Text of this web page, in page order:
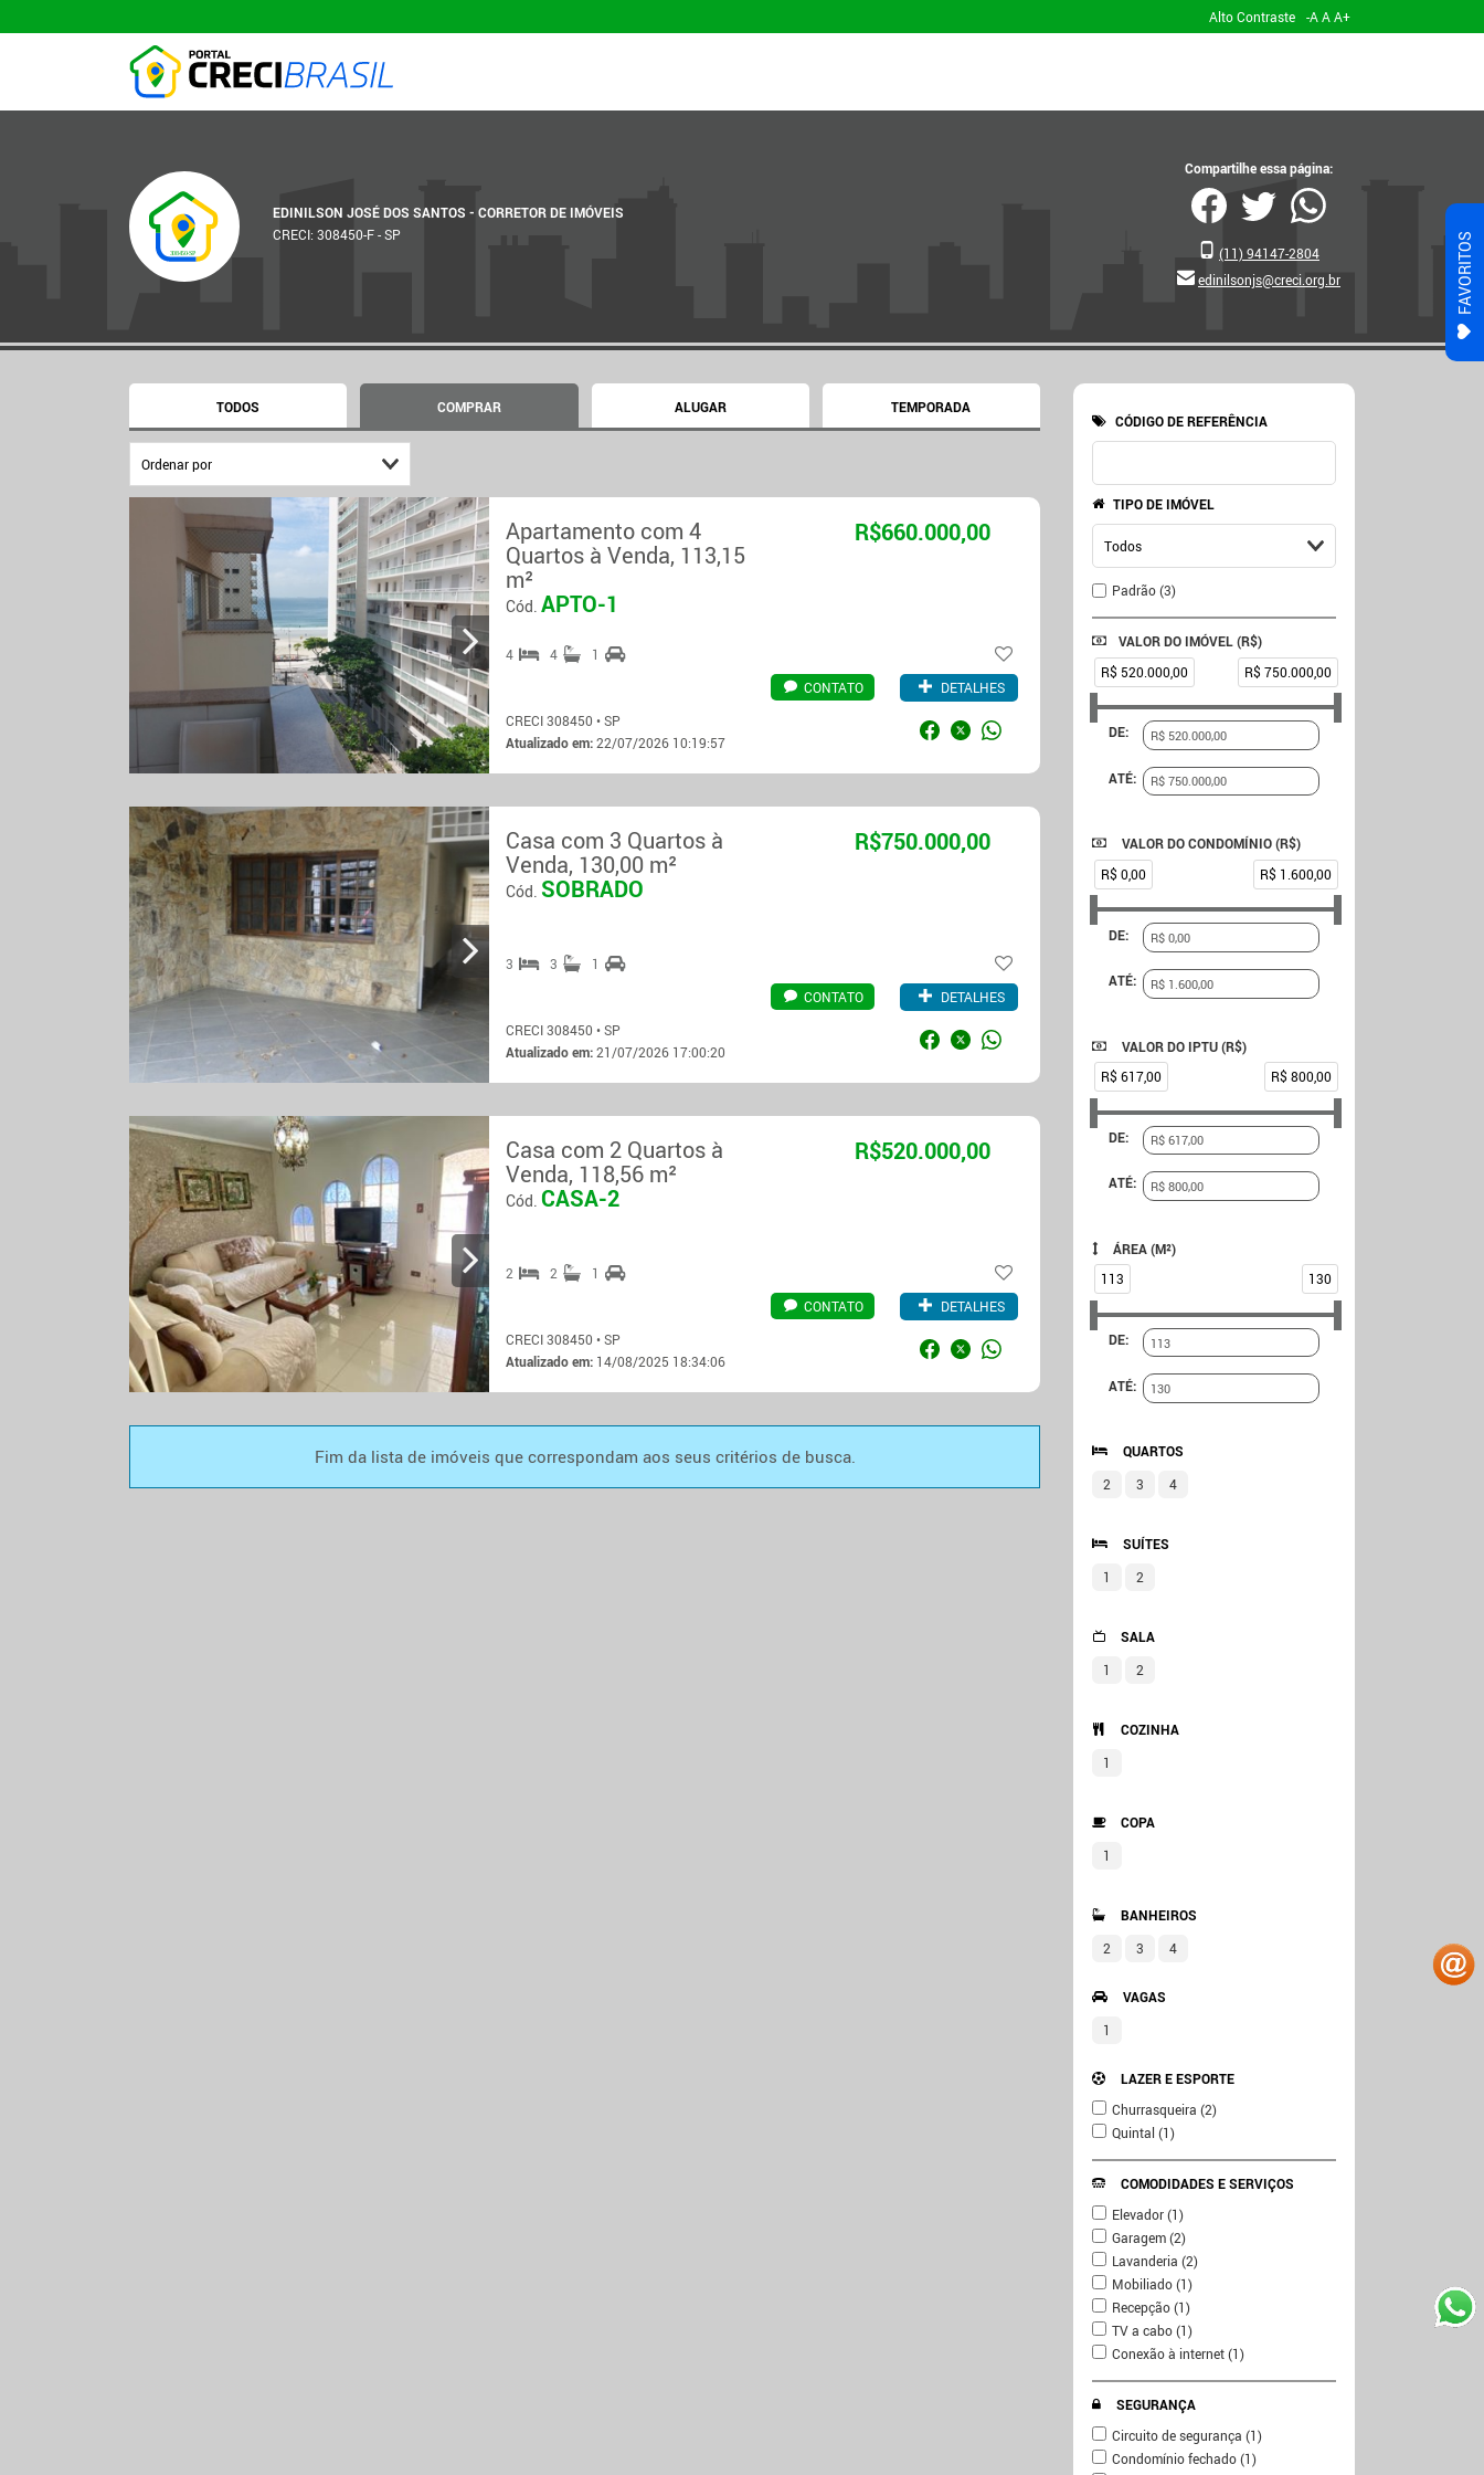
Alto Contraste -AAA+
308450-SP
EDINILSON JOSÉ DOS SANTOS - CORRETOR DE IMÓVEIS
CRECI: 308450-F - SP
Compartilhe essa página:
(11) 94147-2804
edinilsonjs@creci.org.br
TODOS COMPRAR ALUGAR TEMPORADA
Apartamento com 4
Quartos à Venda, 113,15
m²
R$660.000,00
Cód.APTO-1
4 4
1
CONTATO
DETALHES
CRECI 308450 • SP
Atualizado em:22/07/2026 10:19:57
Casa com 3 Quartos à
Venda, 130,00 m²
R$750.000,00
Cód. SOBRADO
3 3
1
CONTATO
DETALHES
CRECI 308450 • SP
Atualizado em:21/07/2026 17:00:20
Casa com 2 Quartos à
Venda, 118,56 m²
R$520.000,00
Cód.CASA-2
2 2
1
CONTATO
DETALHES
CRECI 308450 • SP
Atualizado em: 14/08/2025 18:34:06
Fim da lista de imóveis que correspondam aos seus critérios de busca.
CÓDIGO DE REFERÊNCIA
TIPO DE IMÓVEL
Padrão (3)
VALOR DO IMÓVEL (R$)
R$ 520.000,00
R$ 750.000,00
DE:
ATÉ:
VALOR DO CONDOMÍNIO (R$)
R$ 0,00
R$ 1.600,00
DE:
ATÉ:
VALOR DO IPTU (R$)
R$ 617,00
R$ 800,00
DE:
ATÉ:
ÁREA (M²)
113
130
DE:
ATÉ:
QUARTOS
2
3 4
SUÍTES
1
2
SALA
1
2
COZINHA
1
COPA
1
BANHEIROS
2
3 4
VAGAS
1
LAZER E ESPORTE
Churrasqueira (2)
Quintal (1)
COMODIDADES E SERVIÇOS
Elevador (1)
Garagem (2)
Lavanderia (2)
Mobiliado (1)
Recepção (1)
TV a cabo (1)
Conexão à internet (1)
SEGURANÇA
Circuito de segurança (1)
Condomínio fechado (1)
FAVORITOS